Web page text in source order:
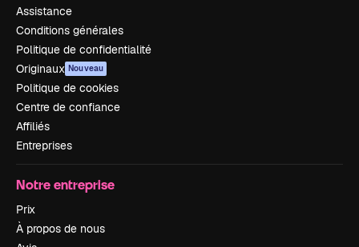
Assistance
Conditions générales
Politique de confidentialité
Originaux Nouveau
Politique de cookies
Centre de confiance
Affiliés
Entreprises
Notre entreprise
Prix
À propos de nous